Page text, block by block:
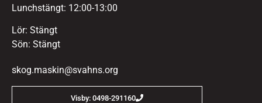
Lunchstängt: 12:00-13:00
Lör: Stängt
Sön: Stängt
skog.maskin@svahns.org
Visby: 0498-291160